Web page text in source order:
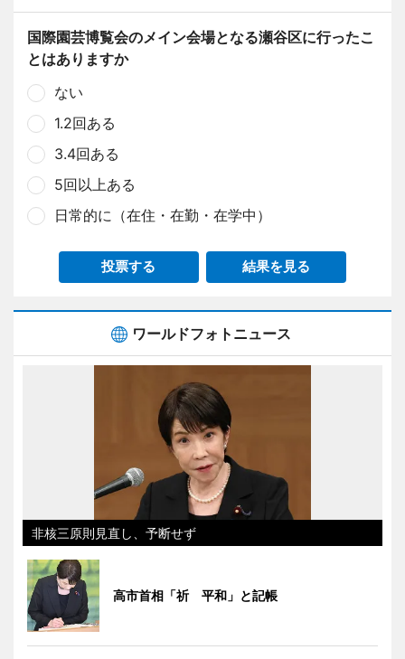
国際園芸博覧会のメイン会場となる瀬谷区に行ったこ
とはありますか
ない
1.2回ある
3.4回ある
5回以上ある
日常的に（在住・在勤・在学中）
投票する 結果を見る
ワールドフォトニュース
非核三原則見直し、予断せず
高市首相「祈 平和」と記帳